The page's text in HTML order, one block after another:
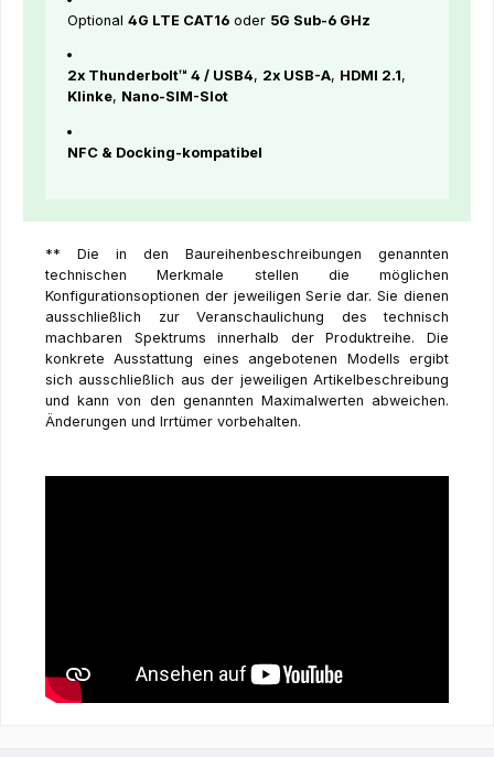
Optional 4G LTE CAT16 oder 5G Sub-6 GHz
2x Thunderbolt™ 4 / USB4, 2x USB-A, HDMI 2.1,
Klinke, Nano-SIM-Slot
NFC & Docking-kompatibel
** Die in den Baureihenbeschreibungen genannten
technischen Merkmale stellen die möglichen
Konfigurationsoptionen der jeweiligen Serie dar. Sie dienen
ausschließlich zur Veranschaulichung des technisch
machbaren Spektrums innerhalb der Produktreihe. Die
konkrete Ausstattung eines angebotenen Modells ergibt
sich ausschließlich aus der jeweiligen Artikelbeschreibung
und kann von den genannten Maximalwerten abweichen.
Änderungen und Irrtümer vorbehalten.